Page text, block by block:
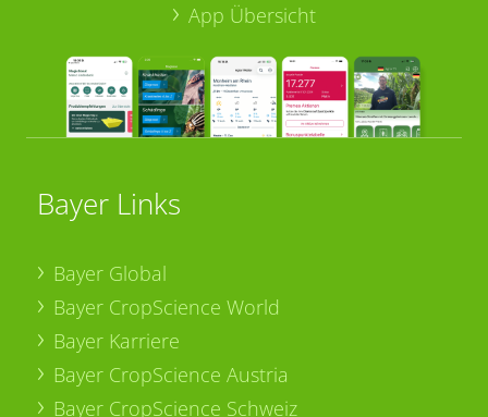
App Übersicht
Bayer Links
Bayer Global
Bayer CropScience World
Bayer Karriere
Bayer CropScience Austria
Bayer CropScience Schweiz